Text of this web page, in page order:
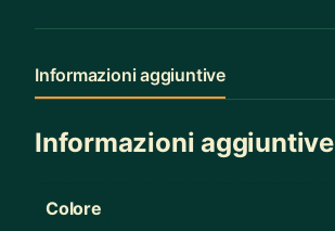
Informazioni aggiuntive
Informazioni aggiuntive
Colore